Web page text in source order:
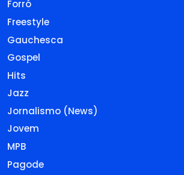
Forró
Freestyle
Gauchesca
Gospel
Hits
Jazz
Jornalismo (News)
Jovem
MPB
Pagode